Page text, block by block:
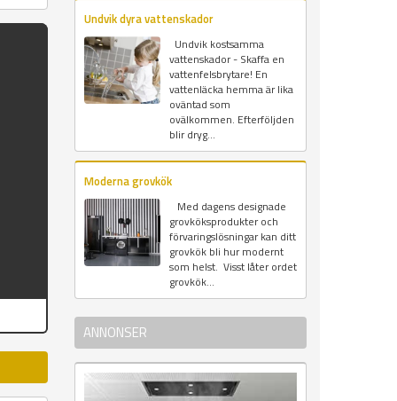
Undvik dyra vattenskador
Undvik kostsamma
vattenskador - Skaffa en
vattenfelsbrytare! En
vattenläcka hemma är lika
oväntad som
ovälkommen. Efterföljden
blir dryg...
Moderna grovkök
Med dagens designade
grovköksprodukter och
förvaringslösningar kan ditt
grovkök bli hur modernt
som helst. Visst låter ordet
grovkök...
ANNONSER